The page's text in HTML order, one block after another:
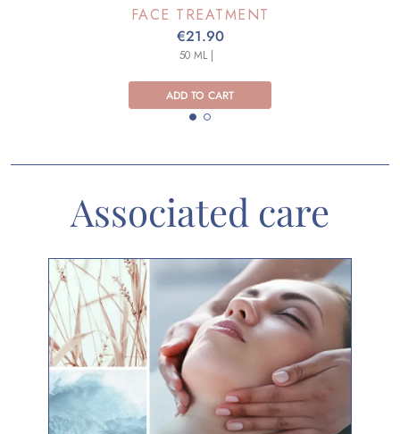
FACE TREATMENT
€21.90
ADD TO CART
50 ML |
Associated care